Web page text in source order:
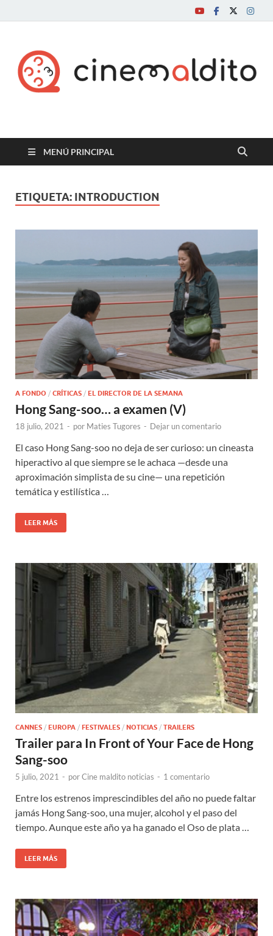
Cine maldito
MENÚ PRINCIPAL
ETIQUETA: INTRODUCTION
A FONDO / CRÍTICAS / EL DIRECTOR DE LA SEMANA
Hong Sang-soo… a examen (V)
18 julio, 2021 - por Maties Tugores - Dejar un comentario
El caso Hong Sang-soo no deja de ser curioso: un cineasta
hiperactivo al que siempre se le achaca —desde una
aproximación simplista de su cine— una repetición
temática y estilística …
LEER MÁS
CANNES / EUROPA / FESTIVALES / NOTICIAS / TRAILERS
Trailer para In Front of Your Face de Hong
Sang-soo
5 julio, 2021 - porCine maldito noticias - 1 comentario
Entre los estrenos imprescindibles del año no puede faltar
jamás Hong Sang-soo, una mujer, alcohol y el paso del
tiempo. Aunque este año ya ha ganado el Oso de plata …
LEER MÁS